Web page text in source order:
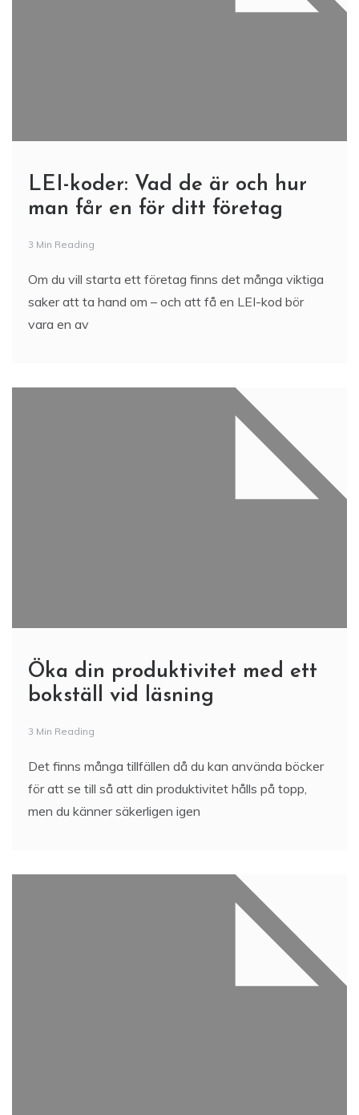
LEI-koder: Vad de är och hur
man får en för ditt företag
3 Min Reading
Om du vill starta ett företag finns det många viktiga
saker att ta hand om – och att få en LEI-kod bör
vara en av
Öka din produktivitet med ett
bokställ vid läsning
3 Min Reading
Det finns många tillfällen då du kan använda böcker
för att se till så att din produktivitet hålls på topp,
men du känner säkerligen igen